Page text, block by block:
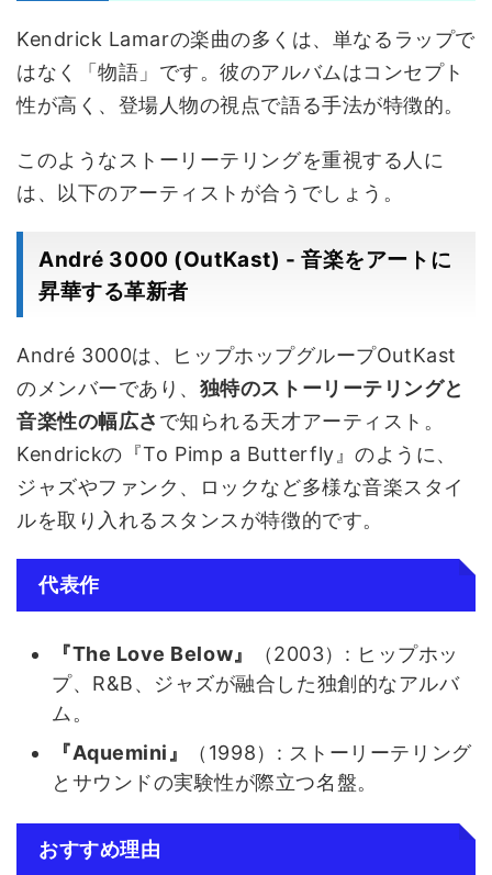
Kendrick Lamarの楽曲の多くは、単なるラップで
はなく「物語」です。彼のアルバムはコンセプト
性が高く、登場人物の視点で語る手法が特徴的。
このようなストーリーテリングを重視する人に
は、以下のアーティストが合うでしょう。
André 3000 (OutKast) - 音楽をアートに
昇華する革新者
André 3000は、ヒップホップグループOutKast
のメンバーであり、 独特のストーリーテリングと
音楽性の幅広さ で知られる天才アーティスト。
Kendrickの『To Pimp a Butterfly』のように、
ジャズやファンク、ロックなど多様な音楽スタイ
ルを取り入れるスタンスが特徴的です。
代表作
『The Love Below』
（2003）: ヒップホッ
プ、R&B、ジャズが融合した独創的なアルバ
ム。
『Aquemini』
（1998）: ストーリーテリング
とサウンドの実験性が際立つ名盤。
おすすめ理由